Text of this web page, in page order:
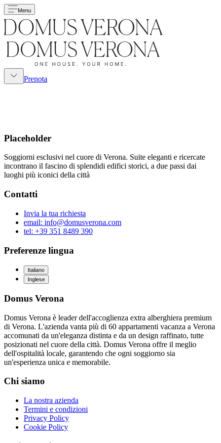
Menu
Prenota
Placeholder
Soggiorni esclusivi nel cuore di Verona. Suite eleganti e ricercate
incontrano il fascino di splendidi edifici storici, a due passi dai
luoghi più iconici della città
Contatti
Invia la tua richiesta
email: info@domusverona.com
tel: +39 351 8489 390
Preferenze lingua
Italiano
Inglese
Domus Verona
Domus Verona è leader dell'accoglienza extra alberghiera premium
di Verona. L'azienda vanta più di 60 appartamenti vacanza a Verona
accomunati da un'eleganza distinta e da un design raffinato, tutte
posizionati nel cuore della città. Domus Verona offre il meglio
dell'ospitalità locale, garantendo che ogni soggiorno sia
un'esperienza unica e memorabile.
Chi siamo
La nostra azienda
Termini e condizioni
Privacy Policy
Cookie Policy